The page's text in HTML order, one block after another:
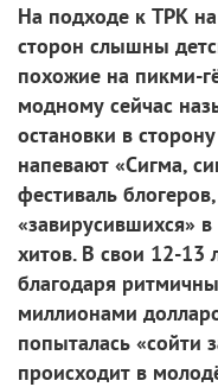
На подходе к ТРК
сторон слышны
похожие на пикми-
модному сейчас
остановки в
напевают «Сигма,
фестиваль
«завирусившихся»
хитов. В свои 12-13
благодаря
миллионами
попыталась «сойти
происходит в